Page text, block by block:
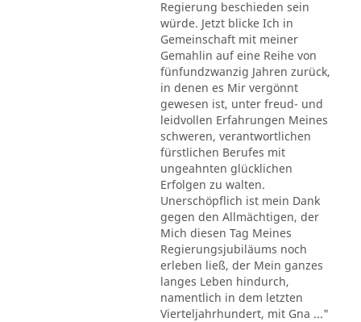
Regierung beschieden sein
würde. Jetzt blicke Ich in
Gemeinschaft mit meiner
Gemahlin auf eine Reihe von
fünfundzwanzig Jahren zurück,
in denen es Mir vergönnt
gewesen ist, unter freud- und
leidvollen Erfahrungen Meines
schweren, verantwortlichen
fürstlichen Berufes mit
ungeahnten glücklichen
Erfolgen zu walten.
Unerschöpflich ist mein Dank
gegen den Allmächtigen, der
Mich diesen Tag Meines
Regierungsjubiläums noch
erleben ließ, der Mein ganzes
langes Leben hindurch,
namentlich in dem letzten
Vierteljahrhundert, mit Gna ..."